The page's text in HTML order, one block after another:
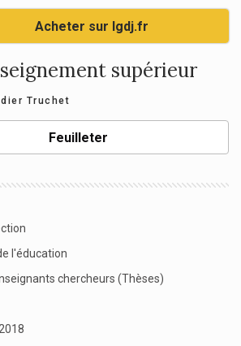
Acheter sur lgdj.fr
supérieur
Truchet
Feuilleter
l'éducation
chercheurs (Thèses)